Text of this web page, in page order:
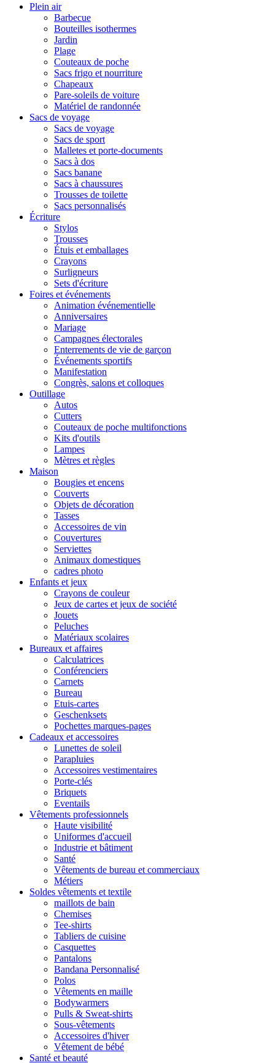
Plein air
Barbecue
Bouteilles isothermes
Jardin
Plage
Couteaux de poche
Sacs frigo et nourriture
Chapeaux
Pare-soleils de voiture
Matériel de randonnée
Sacs de voyage
Sacs de voyage
Sacs de sport
Malletes et porte-documents
Sacs à dos
Sacs banane
Sacs à chaussures
Trousses de toilette
Sacs personnalisés
Écriture
Stylos
Trousses
Étuis et emballages
Crayons
Surligneurs
Sets d'écriture
Foires et événements
Animation événementielle
Anniversaires
Mariage
Campagnes électorales
Enterrements de vie de garçon
Événements sportifs
Manifestation
Congrès, salons et colloques
Outillage
Autos
Cutters
Couteaux de poche multifonctions
Kits d'outils
Lampes
Mètres et règles
Maison
Bougies et encens
Couverts
Objets de décoration
Tasses
Accessoires de vin
Couvertures
Serviettes
Animaux domestiques
cadres photo
Enfants et jeux
Crayons de couleur
Jeux de cartes et jeux de société
Jouets
Peluches
Matériaux scolaires
Bureaux et affaires
Calculatrices
Conférenciers
Carnets
Bureau
Etuis-cartes
Geschenksets
Pochettes marques-pages
Cadeaux et accessoires
Lunettes de soleil
Parapluies
Accessoires vestimentaires
Porte-clés
Briquets
Eventails
Vêtements professionnels
Haute visibilité
Uniformes d'accueil
Industrie et bâtiment
Santé
Vêtements de bureau et commerciaux
Métiers
Soldes vêtements et textile
maillots de bain
Chemises
Tee-shirts
Tabliers de cuisine
Casquettes
Pantalons
Bandana Personnalisé
Polos
Vêtements en maille
Bodywarmers
Pulls & Sweat-shirts
Sous-vêtements
Accessoires d'hiver
Vêtement de bébé
Santé et beauté